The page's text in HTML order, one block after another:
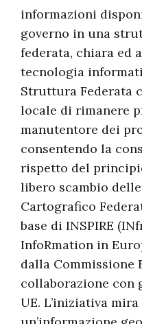
informazioni
governo in una
federata, chiara ed
tecnologia
Struttura Federata
locale di rimanere
manutentore dei
consentendo la
rispetto del
libero scambio
Cartografico
base di INSPIRE
InfoRmation in
dalla Commissione
collaborazione con
UE. L’iniziativa